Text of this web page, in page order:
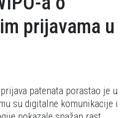
prijavama u
patenata porastao je u
su digitalne komunikacije i